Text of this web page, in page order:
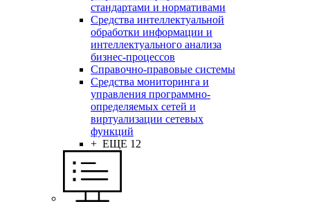
стандартами и нормативами
Средства интеллектуальной
обработки информации и
интеллектуального анализа
бизнес-процессов
Справочно-правовые системы
Средства мониторинга и
управления программно-
определяемых сетей и
виртуализации сетевых
функций
+ ЕЩЕ 12